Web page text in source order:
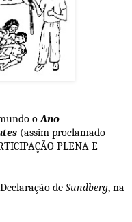
oAno
(assim proclamado
PLENA E
de Sundberg, na